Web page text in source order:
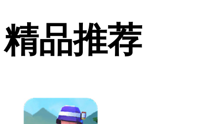
精品推荐